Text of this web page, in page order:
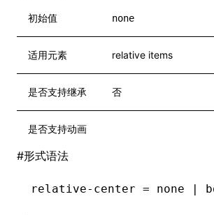
初始值 none
适用元素 relative items
是否支持继承 否
是否支持动画
#形式语法
relative-center = none |